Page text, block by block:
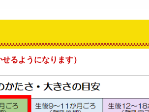
るようになります）